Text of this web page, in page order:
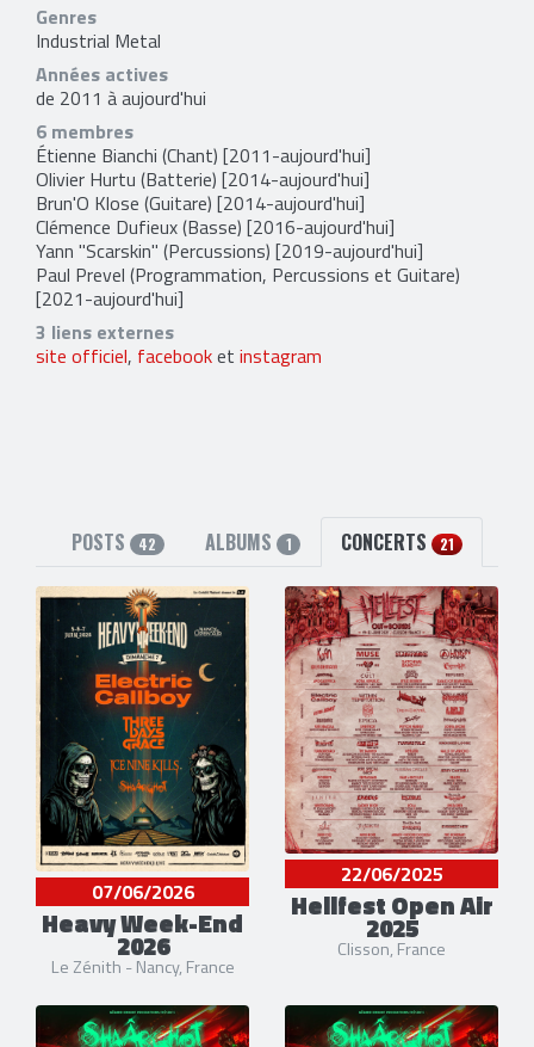
Genres
Industrial Metal
Années actives
de 2011 à aujourd'hui
6 membres
Étienne Bianchi (Chant) [2011-aujourd'hui]
Olivier Hurtu (Batterie) [2014-aujourd'hui]
Brun'O Klose (Guitare) [2014-aujourd'hui]
Clémence Dufieux(Basse) [2016-aujourd'hui]
Yann "Scarskin" (Percussions) [2019-aujourd'hui]
Paul Prevel (Programmation, Percussions et Guitare)
[2021-aujourd'hui]
3 liens externes
site officiel, facebooket instagram
POSTS 42 ALBUMS 1 CONCERTS 21
07/06/2026
Heavy Week-End
2026
Le Zénith - Nancy, France
22/06/2025
Hellfest Open Air
2025
Clisson, France